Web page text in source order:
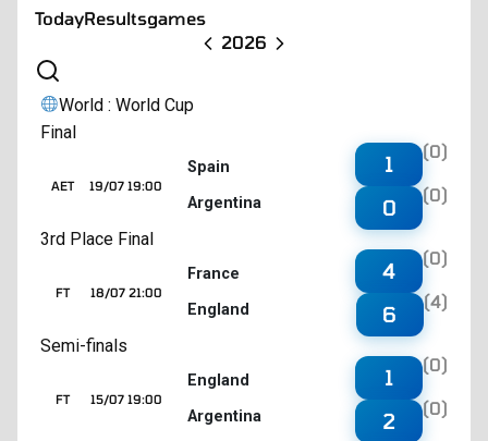
TodayResultsgames
2026
World : World Cup
Final
19/07 19:00
AET
Spain
Argentina
1
(0)
0
(0)
3rd Place Final
18/07 21:00
FT
France
England
4
(0)
6
(4)
Semi-finals
15/07 19:00
FT
England
Argentina
1
(0)
2
(0)